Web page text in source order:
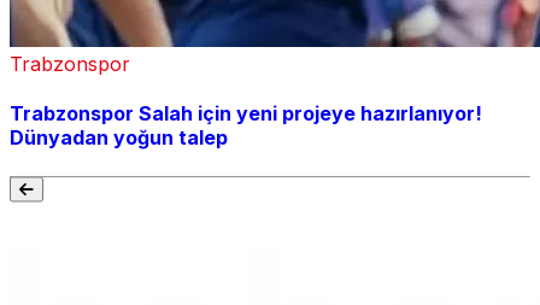
Trabzonspor
Trabzonspor Salah için yeni projeye hazırlanıyor!
Dünyadan yoğun talep